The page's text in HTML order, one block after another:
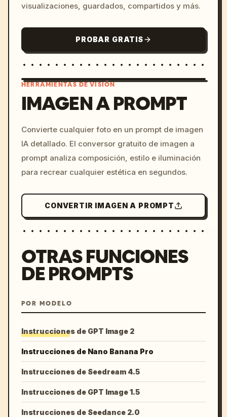
visualizaciones, guardados, compartidos y más.
PROBAR GRATIS
c, cyberpunk sunset, neon
colors, 8k --v 6.0
HERRAMIENTAS DE VISIÓN
IMAGEN A PROMPT
Convierte cualquier foto en un prompt de imagen
IA detallado. El conversor gratuito de imagen a
prompt analiza composición, estilo e iluminación
para recrear cualquier estética en segundos.
CONVERTIR IMAGEN A PROMPT
OTRAS FUNCIONES
DE PROMPTS
POR MODELO
Instrucciones de GPT Image 2
Instrucciones de Nano Banana Pro
Instrucciones de Seedream 4.5
Instrucciones de GPT Image 1.5
Instrucciones de Seedance 2.0